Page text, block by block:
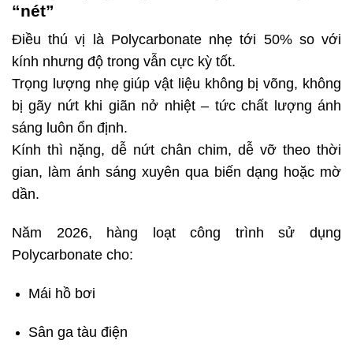
“nét”
Điều thú vị là Polycarbonate nhẹ tới 50% so với
kính nhưng độ trong vẫn cực kỳ tốt.
Trọng lượng nhẹ giúp vật liệu không bị võng, không
bị gãy nứt khi giãn nở nhiệt – tức chất lượng ánh
sáng luôn ổn định.
Kính thì nặng, dễ nứt chân chim, dễ vỡ theo thời
gian, làm ánh sáng xuyên qua biến dạng hoặc mờ
dần.
Năm 2026, hàng loạt công trình sử dụng
Polycarbonate cho:
Mái hồ bơi
Sân ga tàu điện